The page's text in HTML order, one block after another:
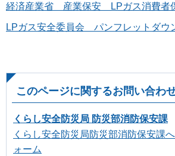
経済産業省 産業保安 LPガス消費者
LPガス安全委員会 パンフレットダウ
このページに関するお問い合わ
くらし安全防災局 防災部消防保安課
くらし安全防災局防災部消防保安課
ォーム